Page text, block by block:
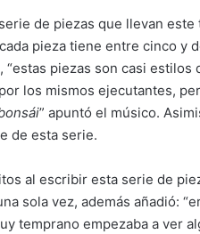
de piezas que llevan
pieza tiene entre cinco y
piezas son casi estilos
los mismos ejecutantes,
” apuntó el músico.
de esta serie.
al escribir esta serie de
sola vez, además añadió:
temprano empezaba a ver